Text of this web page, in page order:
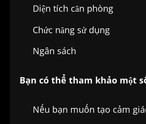
Diện tích căn phòng
Chức năng sử dụng
Ngân sách
Bạn có thể tham khảo một
Nếu bạn muốn tạo cảm